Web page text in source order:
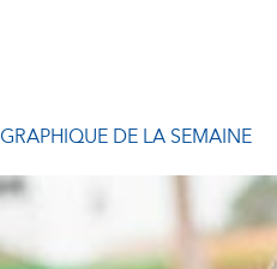
GRAPHIQUE DE LA SEMAINE